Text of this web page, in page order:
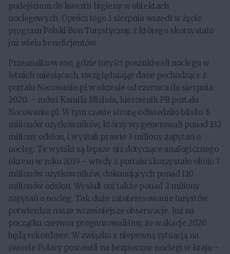
podejściem do kwestii higieny w obiektach
noclegowych. Oprócz tego 1 sierpnia wszedł w życie
program Polski Bon Turystyczny, z którego skorzystało
już wielu beneficjentów.
Przeanalizowano, gdzie turyści poszukiwali noclegu w
letnich miesiącach, uwzględniając dane pochodzące z
portalu Nocowanie.pl w okresie od czerwca do sierpnia
2020. – mówi Kamila Miciuła, kierownik PR portalu
Nocowanie.pl. W tym czasie stronę odwiedziło blisko 8
milionów użytkowników, którzy wygenerowali ponad 132
miliony odsłon, i wysłali prawie 3 miliony zapytań o
nocleg. Te wyniki są lepsze niż dotyczące analogicznego
okresu w roku 2019 – wtedy z portalu skorzystało około 7
milionów użytkowników, dokonujących ponad 110
milionów odsłon. Wysłali oni także ponad 2 miliony
zapytań o nocleg. Tak duże zainteresowanie turystów
potwierdza nasze wcześniejsze obserwacje. Już na
początku czerwca prognozowaliśmy, że wakacje 2020
będą rekordowe. W związku z niepewną sytuacją na
świecie Polacy postawili na bezpieczne noclegi w kraju –